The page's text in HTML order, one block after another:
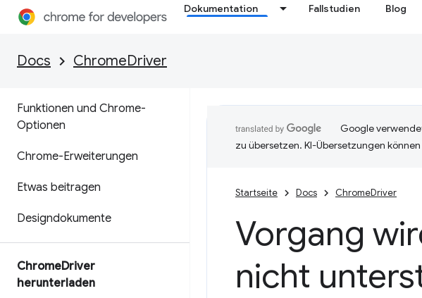
Dokumentation Fallstudien Blog
Docs ChromeDriver
Funktionen und Chrome-
Optionen
Chrome-Erweiterungen
Etwas beitragen
Designdokumente
ChromeDriver
herunterladen
Google
zu übersetzen. KI-Übersetzungen
Startseite Docs ChromeDriver
Vorgang
nicht